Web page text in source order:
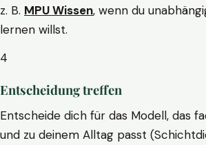
z. B. MPU Wissen, wenn du
lernen willst.
4
Entscheidung treffen
Entscheide dich für das Modell, das
und zu deinem Alltag passt